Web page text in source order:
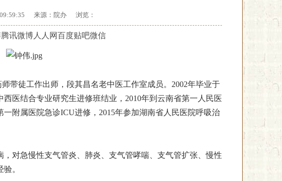
来源：院办 浏览：
腾讯微博 人人网百度贴吧微信
带徒工作出师，段其昌名老中医工作室成员。2002年毕业于
医结合专业研究生进修班结业，2010年到云南省第一人民医
附属医院急诊ICU进修，2015年参加湖南省人民医院呼吸治
对急慢性支气管炎、肺炎、支气管哮喘、支气管扩张、慢性
。